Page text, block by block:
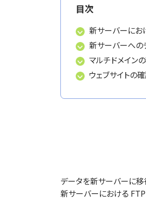
目次
新サーバーにお
新サーバーへの
マルチドメイン
ウェブサイトの
データを新サーバーに移
新サーバーにおける FTP